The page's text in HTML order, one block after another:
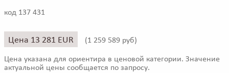
код 137 431
Цена 13 281 EUR (1 259 589 руб)
Цена указана для ориентира в ценовой категории. Значение
актуальной цены сообщается по запросу.